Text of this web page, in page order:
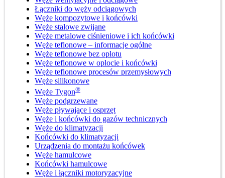
Łączniki do węży odciągowych
Węże kompozytowe i końcówki
Węże stalowe zwijane
Węże metalowe ciśnieniowe i ich końcówki
Węże teflonowe – informacje ogólne
Węże teflonowe bez oplotu
Węże teflonowe w oplocie i końcówki
Węże teflonowe procesów przemysłowych
Węże silikonowe
Węże Tygon®
Węże podgrzewane
Węże pływające i osprzęt
Węże i końcówki do gazów technicznych
Węże do klimatyzacji
Końcówki do klimatyzacji
Urządzenia do montażu końcówek
Węże hamulcowe
Końcówki hamulcowe
Węże i łączniki motoryzacyjne